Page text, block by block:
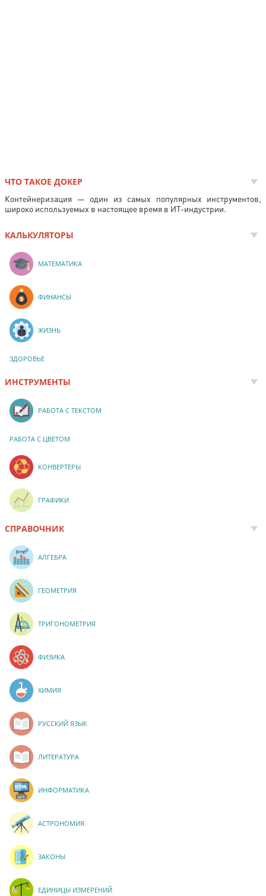
ЧТО ТАКОЕ ДОКЕР
Контейнеризация — один из самых популярных инструментов,
широко используемых в настоящее время в ИТ-индустрии.
КАЛЬКУЛЯТОРЫ
МАТЕМАТИКА
ФИНАНСЫ
ЖИЗНЬ
ЗДОРОВЬЕ
ИНСТРУМЕНТЫ
РАБОТА С ТЕКСТОМ
РАБОТА С ЦВЕТОМ
КОНВЕРТЕРЫ
ГРАФИКИ
СПРАВОЧНИК
АЛГЕБРА
ГЕОМЕТРИЯ
ТРИГОНОМЕТРИЯ
ФИЗИКА
ХИМИЯ
РУССКИЙ ЯЗЫК
ЛИТЕРАТУРА
ИНФОРМАТИКА
АСТРОНОМИЯ
ЗАКОНЫ
ЕДИНИЦЫ ИЗМЕРЕНИЙ